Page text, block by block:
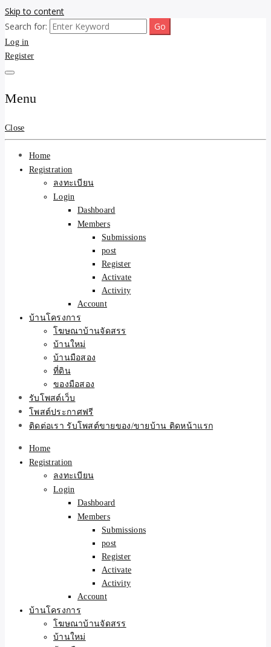
Skip to content
รับจ้างโพสต์ขายบ้าน ขาย
ของ ติดหน้าแรก Google Ai
Search ราคาถูกที่สุด! เน้น
ความคุ้มค่า "ถูกและดีมีอยู่
จริง" (เหมาะกับพ่อค้า
แม่ค้า) บริการโพสต์เว็บ
บอร์ด SEO การันตีงานดี
100% ✨
ขายบ้านไม่ออก ขายสินค้าไม่ได้ บอกเรา! รับจ้างลงโพสต์อสังหาฯ รับโพส
เว็บบอร์ดSEO ดันติดหน้าแรก Google AI ชัวร์ 🎯 … ให้เราจัดการให้! ด้วย
ระบบ AI Search & SEO ที่แม่นยำที่สุด
Search for:
Log in
Register
Menu
Close
Home
Registration
ลงทะเบียน
Login
Dashboard
Members
Submissions
post
Register
Activate
Activity
Account
บ้านโครงการ
โฆษณาบ้านจัดสรร
บ้านใหม่
บ้านมือสอง
ที่ดิน
ของมือสอง
รับโพสต์เว็บ
โพสต์ประกาศฟรี
ติดต่อเรา รับโพสต์ขายของ/ขายบ้าน ติดหน้าแรก
Home
Registration
ลงทะเบียน
Login
Dashboard
Members
Submissions
post
Register
Activate
Activity
Account
บ้านโครงการ
โฆษณาบ้านจัดสรร
บ้านใหม่